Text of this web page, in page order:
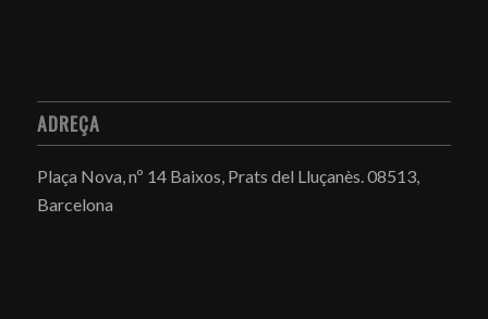
ADREÇA
Plaça Nova, nº 14 Baixos, Prats del Lluçanès.08513,
Barcelona